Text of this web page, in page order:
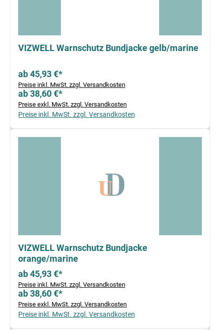
VIZWELL Warnschutz Bundjacke gelb/marine
ab 45,93 €*
Preise inkl. MwSt. zzgl. Versandkosten
ab 38,60 €*
Preise exkl. MwSt. zzgl. Versandkosten
Preise inkl. MwSt. zzgl. Versandkosten
VIZWELL Warnschutz Bundjacke
orange/marine
ab 45,93 €*
Preise inkl. MwSt. zzgl. Versandkosten
ab 38,60 €*
Preise exkl. MwSt. zzgl. Versandkosten
Preise inkl. MwSt. zzgl. Versandkosten